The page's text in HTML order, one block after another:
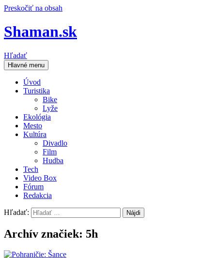
Preskočiť na obsah
Shaman.sk
Hľadať
Hlavné menu
Úvod
Turistika
Bike
Lyže
Ekológia
Mesto
Kultúra
Divadlo
Film
Hudba
Tech
Video Box
Fórum
Redakcia
Hľadať:
Archív značiek: 5h